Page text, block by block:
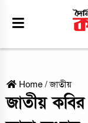
Home /জাতীয়
জাতীয়